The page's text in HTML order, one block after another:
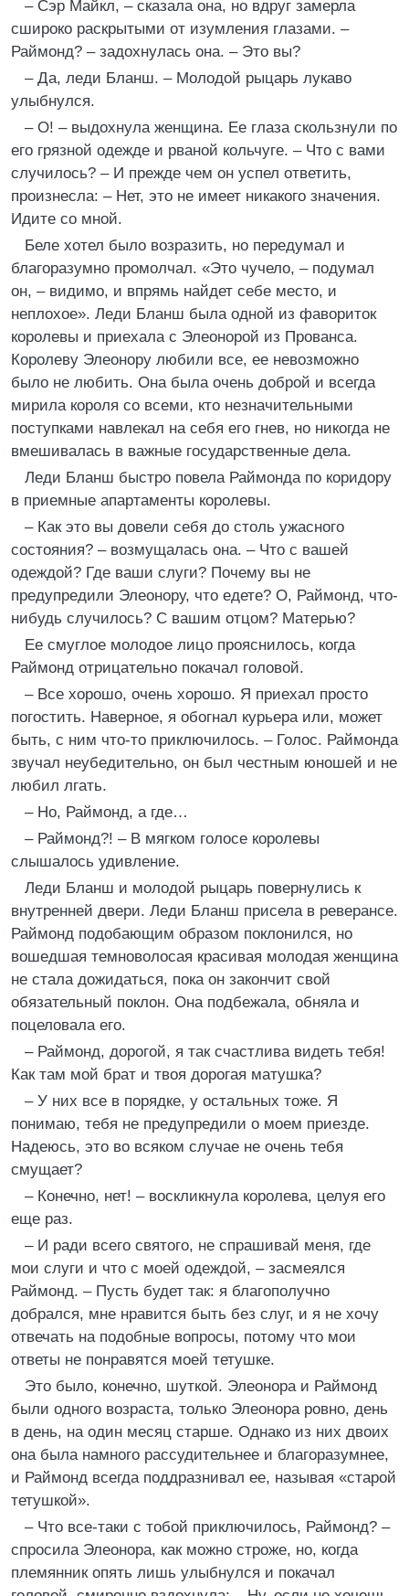
– Сэр Майкл, – сказала она, но вдруг замерла
сшироко раскрытыми от изумления глазами. –
Раймонд? – задохнулась она. – Это вы?
– Да, леди Бланш. – Молодой рыцарь лукаво
улыбнулся.
– О! – выдохнула женщина. Ее глаза скользнули по
его грязной одежде и рваной кольчуге. – Что с вами
случилось? – И прежде чем он успел ответить,
произнесла: – Нет, это не имеет никакого значения.
Идите со мной.
Беле хотел было возразить, но передумал и
благоразумно промолчал. «Это чучело, – подумал
он, – видимо, и впрямь найдет себе место, и
неплохое». Леди Бланш была одной из фавориток
королевы и приехала с Элеонорой из Прованса.
Королеву Элеонору любили все, ее невозможно
было не любить. Она была очень доброй и всегда
мирила короля со всеми, кто незначительными
поступками навлекал на себя его гнев, но никогда не
вмешивалась в важные государственные дела.
Леди Бланш быстро повела Раймонда по коридору
в приемные апартаменты королевы.
– Как это вы довели себя до столь ужасного
состояния? – возмущалась она. – Что с вашей
одеждой? Где ваши слуги? Почему вы не
предупредили Элеонору, что едете? О, Раймонд, что-
нибудь случилось? С вашим отцом? Матерью?
Ее смуглое молодое лицо прояснилось, когда
Раймонд отрицательно покачал головой.
– Все хорошо, очень хорошо. Я приехал просто
погостить. Наверное, я обогнал курьера или, может
быть, с ним что-то приключилось. – Голос. Раймонда
звучал неубедительно, он был честным юношей и не
любил лгать.
– Но, Раймонд, а где…
– Раймонд?! – В мягком голосе королевы
слышалось удивление.
Леди Бланш и молодой рыцарь повернулись к
внутренней двери. Леди Бланш присела в реверансе.
Раймонд подобающим образом поклонился, но
вошедшая темноволосая красивая молодая женщина
не стала дожидаться, пока он закончит свой
обязательный поклон. Она подбежала, обняла и
поцеловала его.
– Раймонд, дорогой, я так счастлива видеть тебя!
Как там мой брат и твоя дорогая матушка?
– У них все в порядке, у остальных тоже. Я
понимаю, тебя не предупредили о моем приезде.
Надеюсь, это во всяком случае не очень тебя
смущает?
– Конечно, нет! – воскликнула королева, целуя его
еще раз.
– И ради всего святого, не спрашивай меня, где
мои слуги и что с моей одеждой, – засмеялся
Раймонд. – Пусть будет так: я благополучно
добрался, мне нравится быть без слуг, и я не хочу
отвечать на подобные вопросы, потому что мои
ответы не понравятся моей тетушке.
Это было, конечно, шуткой. Элеонора и Раймонд
были одного возраста, только Элеонора ровно, день
в день, на один месяц старше. Однако из них двоих
она была намного рассудительнее и благоразумнее,
и Раймонд всегда поддразнивал ее, называя «старой
тетушкой».
– Что все-таки с тобой приключилось, Раймонд? –
спросила Элеонора, как можно строже, но, когда
племянник опять лишь улыбнулся и покачал